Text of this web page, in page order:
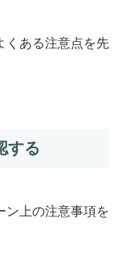
くある注意点を先
する
ン上の注意事項を